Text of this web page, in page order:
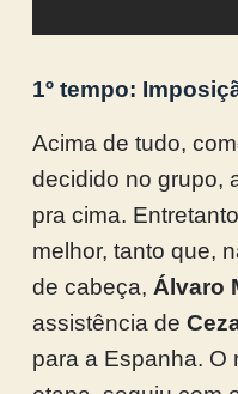
1º tempo:
Acima de tudo,
decidido no grupo,
pra cima.
melhor, tanto que,
de cabeça, Álvaro
assistência de
para a Espanha. O